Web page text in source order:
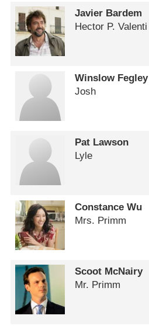
Javier Bardem
Hector P. Valenti
Winslow Fegley
Josh
Pat Lawson
Lyle
Constance Wu
Mrs. Primm
Scoot McNairy
Mr. Primm